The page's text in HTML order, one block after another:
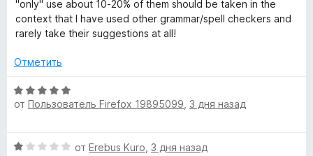
a
n
g
u
о
н
а
и
5
"only" use about 10-20% of them should be taken in the
context that I have used other grammar/spell checkers and
rarely take their suggestions at all!
Отметить
О
ц
е
от Пользователь Firefox 19895099 3 дня назад
О
от Erebus Kuro 3 дня назад